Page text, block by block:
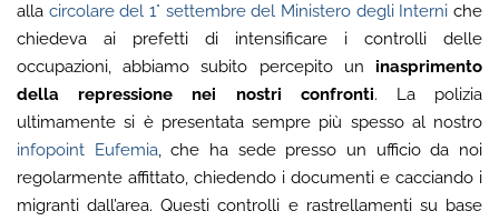
alla circolare del 1° settembre del Ministero degli Interni che
chiedeva ai prefetti di intensificare i controlli delle
occupazioni, abbiamo subito percepito un inasprimento
della repressione nei nostri confronti. La polizia
ultimamente si è presentata sempre più spesso al nostro
infopoint Eufemia, che ha sede presso un ufficio da noi
regolarmente affittato, chiedendo i documenti e cacciando i
migranti dall’area. Questi controlli e rastrellamenti su base